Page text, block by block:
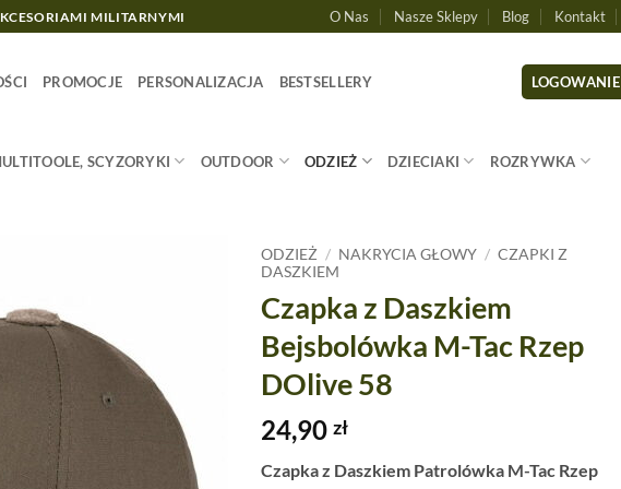
MILITARNYMI O Nas Nasze Sklepy Blog Kontakt
PROMOCJE PERSONALIZACJA BESTSELLERY LOGOWANIE
SCYZORYKI OUTDOOR ODZIEŻ DZIECIAKI ROZRYWKA
ODZIEŻ / NAKRYCIA GŁOWY / CZAPKI Z
DASZKIEM
Czapka z Daszkiem
Bejsbolówka M-Tac Rzep
DOlive 58
24,90 zł
Czapka z Daszkiem Patrolówka M-Tac Rzep